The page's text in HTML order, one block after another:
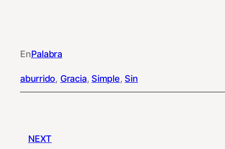
EnPalabra
aburrido, Gracia, Simple, Sin
NEXT